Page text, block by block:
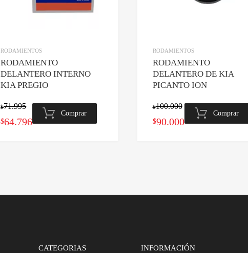
RODAMIENTOS
RODAMIENTO
DELANTERO INTERNO
KIA PREGIO
$71.995
El
$64.796El
Comprar
RODAMIENTOS
RODAMIENTO
DELANTERO DE KIA
PICANTO ION
$100.000
El
$90.000El
Comprar
CATEGORIAS INFORMACIÓN